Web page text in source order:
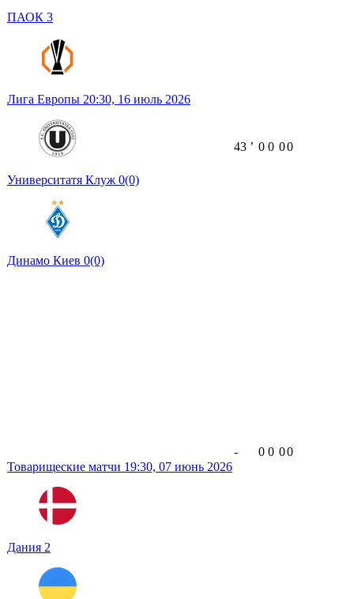
ПАОК 3
Лига Европы 20:30, 16 июль 2026
Университатя Клуж 0(0)
Динамо Киев 0(0)
43 ʼ 0 0 00
Товарищеские матчи 19:30, 07 июнь 2026
Дания 2
- 0 0 00